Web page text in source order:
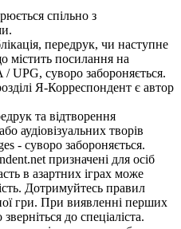
спільно з
передрук, чи наступне
містить посилання на
UPG, суворо забороняється.
Я-Корреспондент є автор
та відтворення
аудіовізуальних творів
- суворо забороняється.
призначені для осіб
в азартних іграх може
Дотримуйтесь правил
гри. При виявленні перших
до спеціаліста.